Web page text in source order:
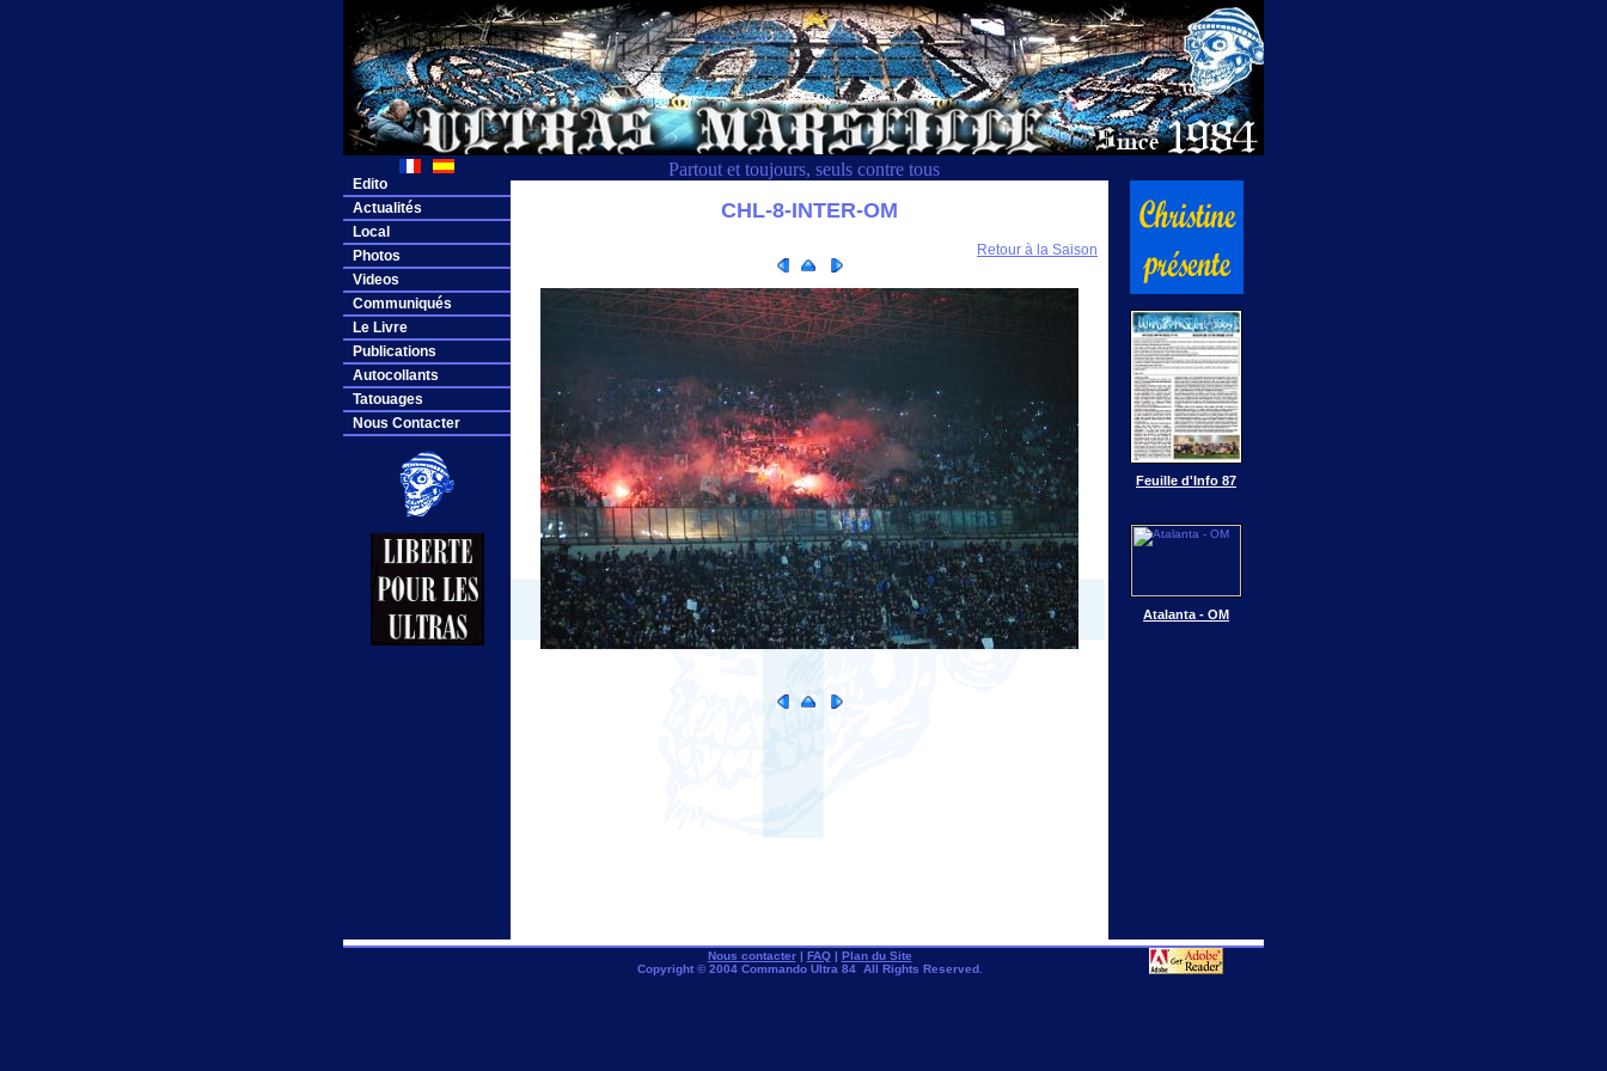
Partout et toujours, seuls contre tous
Edito
Actualités
Local
Photos
Videos
Communiqués
Le Livre
Publications
Autocollants
Tatouages
Nous Contacter
CHL-8-INTER-OM
Retour à la Saison
Feuille d'Info 87
Atalanta - OM
Nous contacter| FAQ| Plan du Site
Copyright © 2004 Commando Ultra 84 All Rights Reserved.